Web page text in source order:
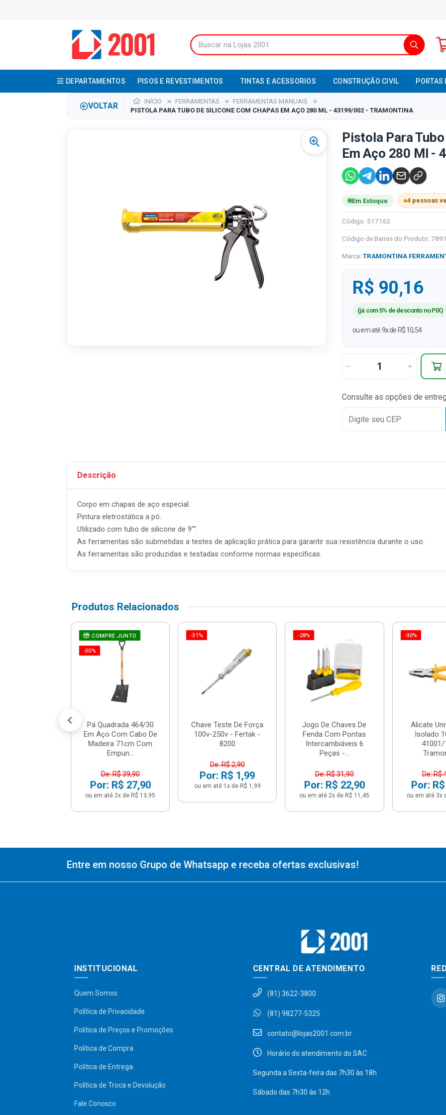
DEPARTAMENTOS PISOS E REVESTIMENTOS TINTAS E ACESSORIOS CONSTRUÇÃO CIVIL PORTAS
VOLTAR INÍCIO FERRAMENTAS
FERRAMENTAS MANUAIS
PISTOLA PARA TUBO DE SILICONE COM CHAPAS EM AÇO 280 ML - 43199/002 - TRAMONTINA
Pistola Para
Em Aço 280 Ml -
Em Estoque 4 pessoas
Código: 517162
Código de Barras do Produto:
Marca: TRAMONTINA
R$ 90,16
(já com 5% de desconto no PIX)
ou em até 9x de R$ 10,54
Consulte as opções de
Descrição
Corpo em chapas de aço especial.
Pintura eletrostática a pó.
Utilizado com tubo de silicone de 9"".
As ferramentas são submetidas a testes de aplicação prática para garantir sua resistência durante o uso.
As ferramentas são produzidas e testadas conforme normas específicas.
Produtos Relacionados
COMPRE JUNTO
-30%
Pá Quadrada 464/30
Em Aço Com Cabo De
Madeira 71cm Com
Empun...
De: R$ 39,90
Por: R$ 27,90
ou em até 2x de R$ 13,95
-31%
Chave Teste De Força
100v-250v - Fertak -
8200
De: R$ 2,90
Por: R$ 1,99
ou em até 1x de R$ 1,99
-28%
Jogo De Chaves De
Fenda Com Pontas
Intercambiáveis 6
Peças -...
De: R$ 31,90
Por: R$ 22,90
ou em até 2x de R$ 11,45
-30%
Alicate
Isolado
41001/
De: R$
Por:
ou em até 3x
Entre em nosso Grupo de Whatsapp e receba ofertas exclusivas!
INSTITUCIONAL
Quem Somos
Política de Privacidade
Política de Preços e Promoções
Política de Compra
Política de Entrega
Política de Troca e Devolução
Fale Conosco
CENTRAL DE ATENDIMENTO
(81) 3622-3800
(81) 98277-5325
contato@lojas2001.com.br
Horário do atendimento do SAC
Segunda a Sexta-feira das 7h30 às 18h
Sábado das 7h30 às 12h